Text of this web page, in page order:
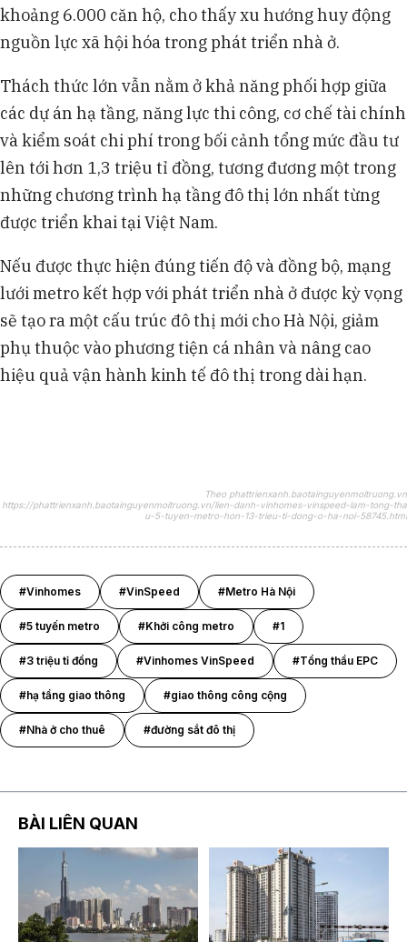
khoảng 6.000 căn hộ, cho thấy xu hướng huy động
nguồn lực xã hội hóa trong phát triển nhà ở.
Thách thức lớn vẫn nằm ở khả năng phối hợp giữa
các dự án hạ tầng, năng lực thi công, cơ chế tài chính
và kiểm soát chi phí trong bối cảnh tổng mức đầu tư
lên tới hơn 1,3 triệu tỉ đồng, tương đương một trong
những chương trình hạ tầng đô thị lớn nhất từng
được triển khai tại Việt Nam.
Nếu được thực hiện đúng tiến độ và đồng bộ, mạng
lưới metro kết hợp với phát triển nhà ở được kỳ vọng
sẽ tạo ra một cấu trúc đô thị mới cho Hà Nội, giảm
phụ thuộc vào phương tiện cá nhân và nâng cao
hiệu quả vận hành kinh tế đô thị trong dài hạn.
Theo phattrienxanh.baotainguyenmoitruong.vn
https://phattrienxanh.baotainguyenmoitruong.vn/lien-danh-vinhomes-vinspeed-lam-tong-tha
u-5-tuyen-metro-hon-13-trieu-ti-dong-o-ha-noi-58745.html
#Vinhomes #VinSpeed #Metro Hà Nội
#5 tuyến metro #Khởi công metro #1
#3 triệu tỉ đồng #Vinhomes VinSpeed #Tổng thầu EPC
#hạ tầng giao thông #giao thông công cộng
#Nhà ở cho thuê #đường sắt đô thị
BÀI LIÊN QUAN